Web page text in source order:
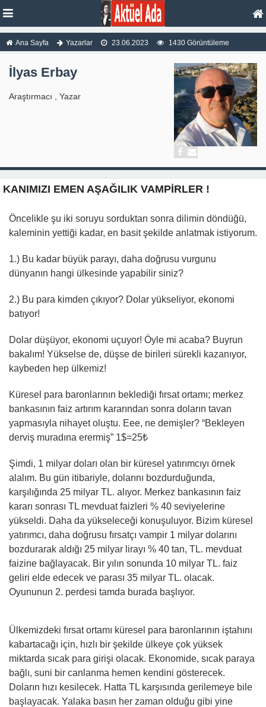
Ana Sayfa Yazarlar 23.06.2023 1430 Görüntüleme
İlyas Erbay
Araştırmacı , Yazar
KANIMIZI EMEN AŞAĞILIK VAMPİRLER !
Öncelikle şu iki soruyu sorduktan sonra dilimin döndüğü,
kaleminin yettiği kadar, en basit şekilde anlatmak istiyorum.
1.) Bu kadar büyük parayı, daha doğrusu vurgunu
dünyanın hangi ülkesinde yapabilir siniz?
2.) Bu para kimden çıkıyor? Dolar yükseliyor, ekonomi
batıyor!
Dolar düşüyor, ekonomi uçuyor! Öyle mi acaba? Buyrun
bakalım! Yükselse de, düşse de birileri sürekli kazanıyor,
kaybeden hep ülkemiz!
Küresel para baronlarının beklediği fırsat ortamı; merkez
bankasının faiz artırım kararından sonra doların tavan
yapmasıyla nihayet oluştu. Eee, ne demişler? “Bekleyen
derviş muradına erermiş” 1$=25₺
Şimdi, 1 milyar doları olan bir küresel yatırımcıyı örnek
alalım. Bu gün itibariyle, dolarını bozdurduğunda,
karşılığında 25 milyar TL. alıyor. Merkez bankasının faiz
kararı sonrası TL mevduat faizleri % 40 seviyelerine
yükseldi. Daha da yükseleceği konuşuluyor. Bizim küresel
yatırımcı, daha doğrusu fırsatçı vampir 1 milyar dolarını
bozdurarak aldığı 25 milyar lirayı % 40 tan, TL. mevduat
faizine bağlayacak. Bir yılın sonunda 10 milyar TL. faiz
geliri elde edecek ve parası 35 milyar TL. olacak.
Oyununun 2. perdesi tamda burada başlıyor.
Ülkemizdeki fırsat ortamı küresel para baronlarının iştahını
kabartacağı için, hızlı bir şekilde ülkeye çok yüksek
miktarda sıcak para girişi olacak. Ekonomide, sıcak paraya
bağlı, suni bir canlanma hemen kendini gösterecek.
Doların hızı kesilecek. Hatta TL karşısında gerilemeye bile
başlayacak. Yalaka basın her zaman olduğu gibi yine